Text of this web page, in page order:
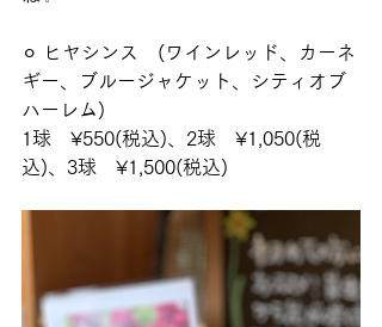
⚪︎ ヒヤシンス　(ワインレッド、カーネ
ギー、ブルージャケット、シティオブ
ハーレム)
1球　¥550(税込)、2球　¥1,050(税
込)、3球　¥1,500(税込)